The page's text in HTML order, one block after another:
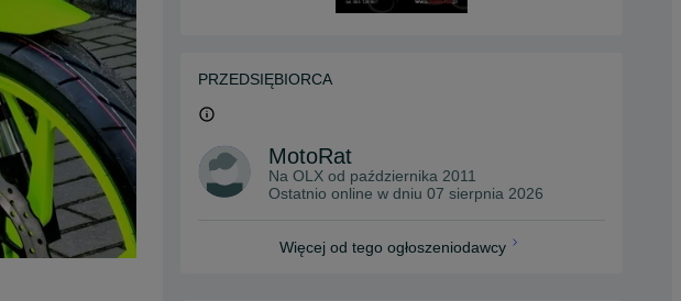
PRZEDSIĘBIORCA
MotoRat
Na OLX od października 2011
Ostatnio online w dniu 07 sierpnia 2026
Więcej od tego ogłoszeniodawcy